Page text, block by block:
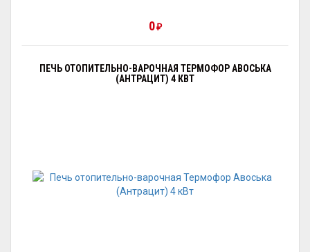
0 ₽
ПЕЧЬ ОТОПИТЕЛЬНО-ВАРОЧНАЯ ТЕРМОФОР АВОСЬКА
(АНТРАЦИТ) 4 КВТ